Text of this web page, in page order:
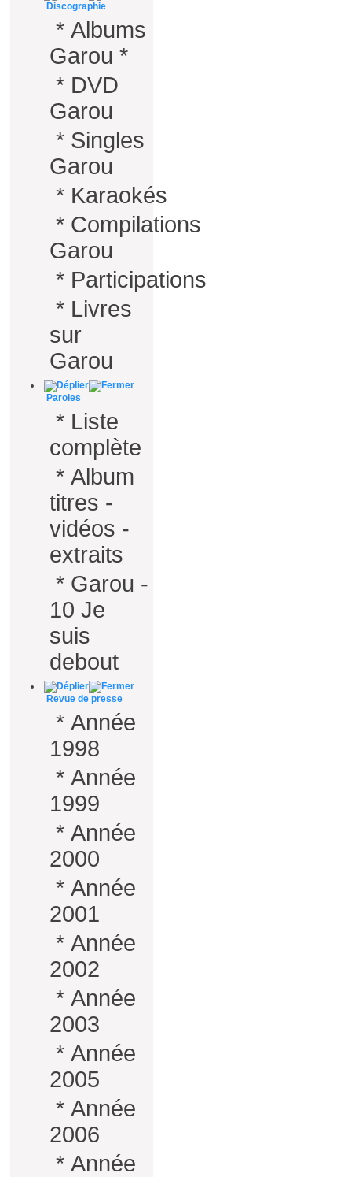
Discographie
* Albums
Garou *
* DVD
Garou
* Singles
Garou
* Karaokés
* Compilations
Garou
* Participations
* Livres
sur
Garou
Paroles
* Liste
complète
* Album
titres -
vidéos -
extraits
* Garou -
10 Je
suis
debout
Revue de presse
* Année
1998
* Année
1999
* Année
2000
* Année
2001
* Année
2002
* Année
2003
* Année
2005
* Année
2006
* Année